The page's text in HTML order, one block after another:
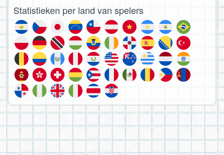
Statistieken per land van spelers